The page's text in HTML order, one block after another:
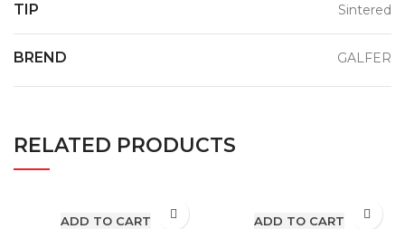
TIP Sintered
BREND GALFER
RELATED PRODUCTS
ADD TO CART ADD TO CART